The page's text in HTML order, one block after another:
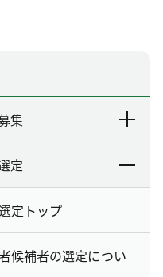
集
定
定トップ
候補者の選定につい